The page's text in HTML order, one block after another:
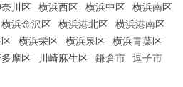
川区 横浜西区 横浜中区
横浜南区
横浜金沢区 横浜港北区
横浜港南区
横浜栄区 横浜泉区
横浜青葉区
多摩区 川崎麻生区 鎌倉市
逗子市